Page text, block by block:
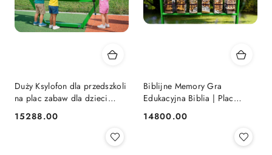
Duży Ksylofon dla przedszkoli
na plac zabaw dla dzieci
Nauka i Zabawa
Cena:
15288.00
Biblijne Memory Gra
Edukacyjna Biblia | Plac
| Kościół | Nauka i zabawa
Cena:
14800.00